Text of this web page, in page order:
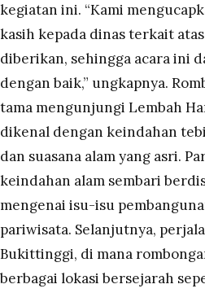
kegiatan ini. “Kami
kasih kepada dinas terkait
diberikan, sehingga acara ini
dengan baik,” ungkapnya.
tama mengunjungi Lembah
dikenal dengan keindahan
dan suasana alam yang asri.
keindahan alam sembari
mengenai isu-isu
pariwisata. Selanjutnya,
Bukittinggi, di mana
berbagai lokasi bersejarah